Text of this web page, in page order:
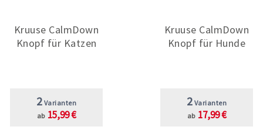
Kruuse CalmDown
Knopf für Katzen
2 Varianten
ab 15,99 €
Kruuse CalmDown
Knopf für Hunde
2 Varianten
ab 17,99 €